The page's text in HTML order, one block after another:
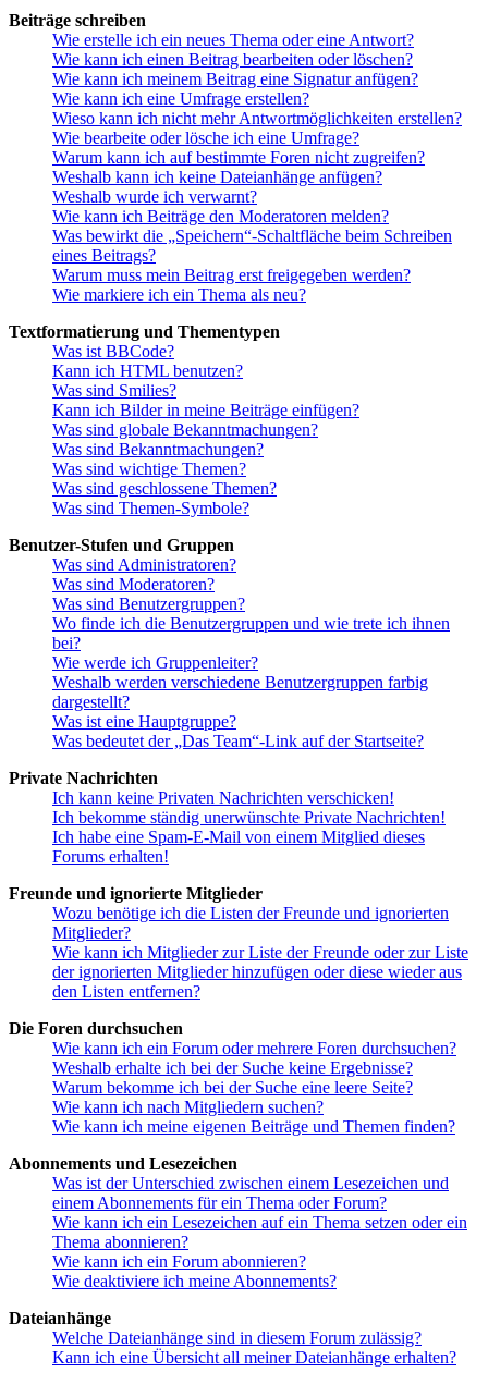
Beiträge schreiben
Wie erstelle ich ein neues Thema oder eine Antwort?
Wie kann ich einen Beitrag bearbeiten oder löschen?
Wie kann ich meinem Beitrag eine Signatur anfügen?
Wie kann ich eine Umfrage erstellen?
Wieso kann ich nicht mehr Antwortmöglichkeiten erstellen?
Wie bearbeite oder lösche ich eine Umfrage?
Warum kann ich auf bestimmte Foren nicht zugreifen?
Weshalb kann ich keine Dateianhänge anfügen?
Weshalb wurde ich verwarnt?
Wie kann ich Beiträge den Moderatoren melden?
Was bewirkt die „Speichern“-Schaltfläche beim Schreiben
eines Beitrags?
Warum muss mein Beitrag erst freigegeben werden?
Wie markiere ich ein Thema als neu?
Textformatierung und Thementypen
Was ist BBCode?
Kann ich HTML benutzen?
Was sind Smilies?
Kann ich Bilder in meine Beiträge einfügen?
Was sind globale Bekanntmachungen?
Was sind Bekanntmachungen?
Was sind wichtige Themen?
Was sind geschlossene Themen?
Was sind Themen-Symbole?
Benutzer-Stufen und Gruppen
Was sind Administratoren?
Was sind Moderatoren?
Was sind Benutzergruppen?
Wo finde ich die Benutzergruppen und wie trete ich ihnen
bei?
Wie werde ich Gruppenleiter?
Weshalb werden verschiedene Benutzergruppen farbig
dargestellt?
Was ist eine Hauptgruppe?
Was bedeutet der „Das Team“-Link auf der Startseite?
Private Nachrichten
Ich kann keine Privaten Nachrichten verschicken!
Ich bekomme ständig unerwünschte Private Nachrichten!
Ich habe eine Spam-E-Mail von einem Mitglied dieses
Forums erhalten!
Freunde und ignorierte Mitglieder
Wozu benötige ich die Listen der Freunde und ignorierten
Mitglieder?
Wie kann ich Mitglieder zur Liste der Freunde oder zur Liste
der ignorierten Mitglieder hinzufügen oder diese wieder aus
den Listen entfernen?
Die Foren durchsuchen
Wie kann ich ein Forum oder mehrere Foren durchsuchen?
Weshalb erhalte ich bei der Suche keine Ergebnisse?
Warum bekomme ich bei der Suche eine leere Seite?
Wie kann ich nach Mitgliedern suchen?
Wie kann ich meine eigenen Beiträge und Themen finden?
Abonnements und Lesezeichen
Was ist der Unterschied zwischen einem Lesezeichen und
einem Abonnements für ein Thema oder Forum?
Wie kann ich ein Lesezeichen auf ein Thema setzen oder ein
Thema abonnieren?
Wie kann ich ein Forum abonnieren?
Wie deaktiviere ich meine Abonnements?
Dateianhänge
Welche Dateianhänge sind in diesem Forum zulässig?
Kann ich eine Übersicht all meiner Dateianhänge erhalten?